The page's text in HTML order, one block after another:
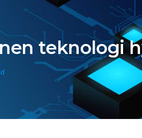
teknologi